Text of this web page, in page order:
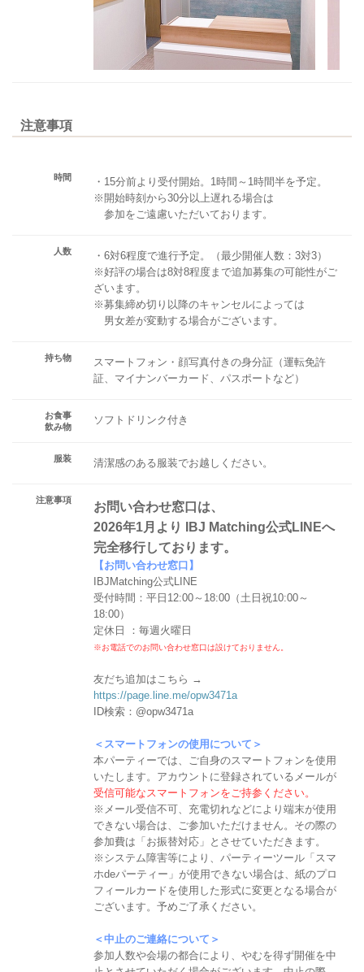
注意事項
時間
・15分前より受付開始。1時間～1時間半を予定。
※開始時刻から30分以上遅れる場合は
参加をご遠慮いただいております。
人数
・6対6程度で進行予定。（最少開催人数：3対3）
※好評の場合は8対8程度まで追加募集の可能性がご
ざいます。
※募集締め切り以降のキャンセルによっては
男女差が変動する場合がございます。
持ち物
スマートフォン・顔写真付きの身分証（運転免許
証、マイナンバーカード、パスポートなど）
お食事
飲み物
ソフトドリンク付き
服装 清潔感のある服装でお越しください。
注意事項
お問い合わせ窓口は、
2026年1月より IBJ Matching公式LINEへ
完全移行しております。
【お問い合わせ窓口】
IBJMatching公式LINE
受付時間：平日12:00～18:00（土日祝10:00～
18:00）
定休日 ：毎週火曜日
※お電話でのお問い合わせ窓口は設けておりません。
友だち追加はこちら →
https://page.line.me/opw3471a
ID検索：@opw3471a
＜スマートフォンの使用について＞
本パーティーでは、ご自身のスマートフォンを使用
いたします。アカウントに登録されているメールが
受信可能なスマートフォンをご持参ください。
※メール受信不可、充電切れなどにより端末が使用
できない場合は、ご参加いただけません。その際の
参加費は「お振替対応」とさせていただきます。
※システム障害等により、パーティーツール「スマ
ホdeパーティー」が使用できない場合は、紙のプロ
フィールカードを使用した形式に変更となる場合が
ございます。予めご了承ください。
＜中止のご連絡について＞
参加人数や会場の都合により、やむを得ず開催を中